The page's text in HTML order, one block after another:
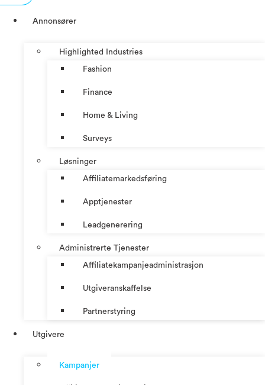
Annonsører
Highlighted Industries
Fashion
Finance
Home & Living
Surveys
Løsninger
Affiliatemarkedsføring
Apptjenester
Leadgenerering
Administrerte Tjenester
Affiliatekampanjeadministrasjon
Utgiveranskaffelse
Partnerstyring
Utgivere
Kampanjer